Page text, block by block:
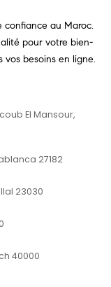
confiance au Maroc.
pour votre bien-
vos besoins en ligne.
El Mansour,
27182
23030
40000